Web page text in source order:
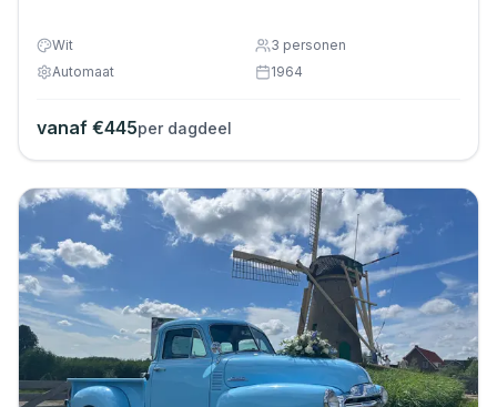
Wit 3 personen
Automaat
1964
vanaf €445per dagdeel